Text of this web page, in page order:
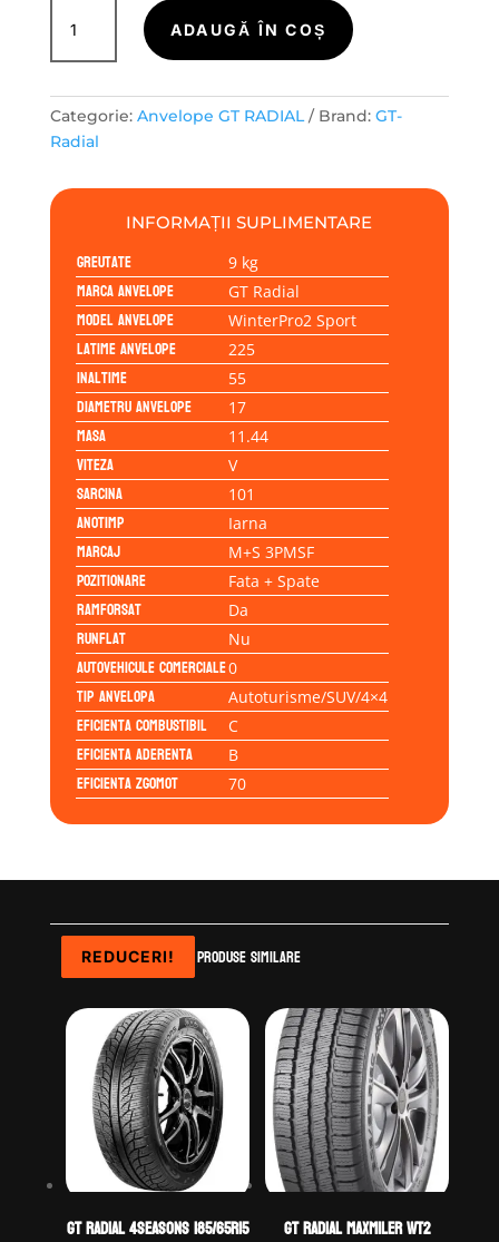
Cantitate
Radial
SPORT
225/55R17
ADAUGĂ ÎN COȘ
Categorie: Anvelope GT RADIAL Brand: GT-
Radial
INFORMAȚII SUPLIMENTARE
Greutate 9 kg
Marca anvelope GT Radial
Model anvelope WinterPro2 Sport
Latime anvelope 225
Inaltime 55
Diametru anvelope 17
Masa 11.44
Viteza V
Sarcina 101
Anotimp Iarna
Marcaj M+S 3PMSF
Pozitionare Fata + Spate
Ramforsat Da
Runflat Nu
Autovehicule comerciale0
Tip anvelopa Autoturisme/SUV/4×4
Eficienta Combustibil C
Eficienta Aderenta B
Eficienta Zgomot 70
Produse similare
REDUCERI!
GT Radial 4SEASONS 185/65R15
REDUCERI!
GT Radial MAXMILER WT2
REDUCERI!